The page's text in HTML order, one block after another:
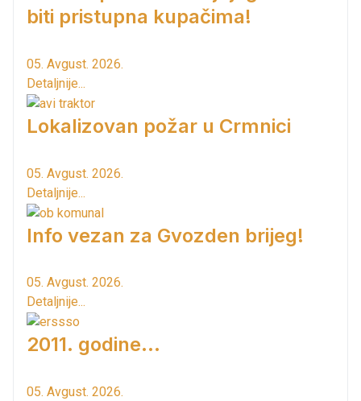
biti pristupna kupačima!
05. Avgust. 2026.
Detaljnije...
Lokalizovan požar u Crmnici
05. Avgust. 2026.
Detaljnije...
Info vezan za Gvozden brijeg!
05. Avgust. 2026.
Detaljnije...
2011. godine...
05. Avgust. 2026.